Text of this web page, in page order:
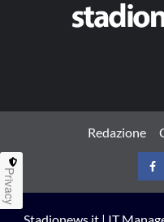
Redazione
Privacy